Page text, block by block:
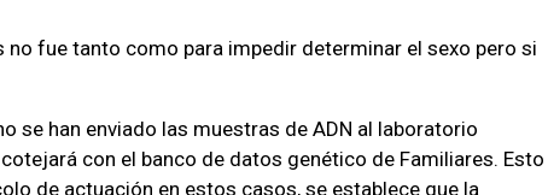
no fue tanto como para impedir determinar el sexo pero si
se han enviado las muestras de ADN al laboratorio
con el banco de datos genético de Familiares. Esto
de actuación en estos casos, se establece que la